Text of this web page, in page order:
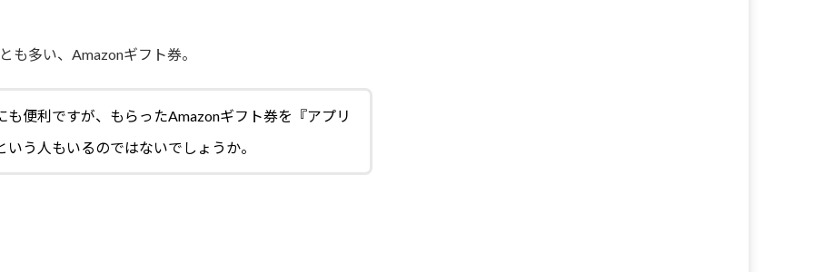
も多い、Amazonギフト券。
も便利ですが、もらったAmazonギフト券を『アプリ
う人もいるのではないでしょうか。